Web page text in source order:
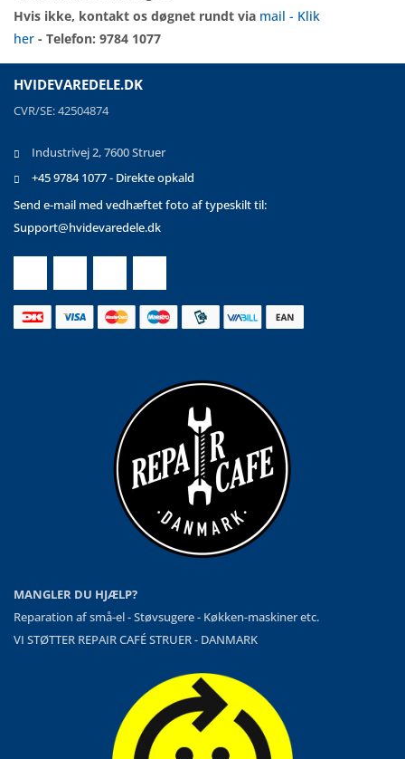
Hvis ikke, kontakt os døgnet rundt via mail - Klik
her - Telefon: 9784 1077
HVIDEVAREDELE.DK
CVR/SE: 42504874
Industrivej 2, 7600 Struer
+45 9784 1077 - Direkte opkald
Send e-mail med vedhæftet foto af typeskilt til:
Support@hvidevaredele.dk
MANGLER DU HJÆLP?
Reparation af små-el - Støvsugere - Køkken-maskiner etc.
VI STØTTER REPAIR CAFÉ STRUER - DANMARK